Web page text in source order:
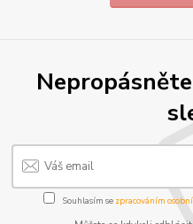
Souhlasím se zpracováním